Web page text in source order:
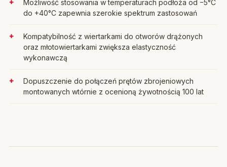
Możliwość stosowania w temperaturach podłoża od −5°C
do +40°C zapewnia szerokie spektrum zastosowań
Kompatybilność z wiertarkami do otworów drążonych
oraz młotowiertarkami zwiększa elastyczność
wykonawczą
Dopuszczenie do połączeń prętów zbrojeniowych
montowanych wtórnie z ocenioną żywotnością 100 lat